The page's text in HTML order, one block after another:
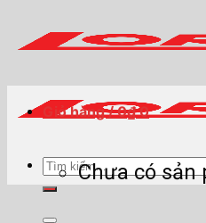
content
Tìm
kiếm:
Giỏ hàng /0₫ 0
Chưa có sản